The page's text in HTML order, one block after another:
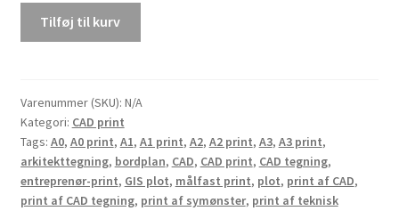
GIS
og
tekniske
plot
antal
Tilføj til kurv
Varenummer (SKU): N/A
Kategori: CAD print
Tags: A0, A0 print, A1, A1 print, A2, A2 print, A3, A3 print,
arkitekttegning, bordplan, CAD, CAD print, CAD tegning,
entreprenør-print, GIS plot, målfast print, plot, print af CAD,
print af CAD tegning, print af symønster, print af teknisk